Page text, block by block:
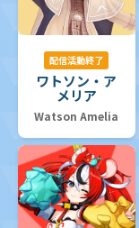
配信活動終了
ワトソン・ア
メリア
Watson Amelia